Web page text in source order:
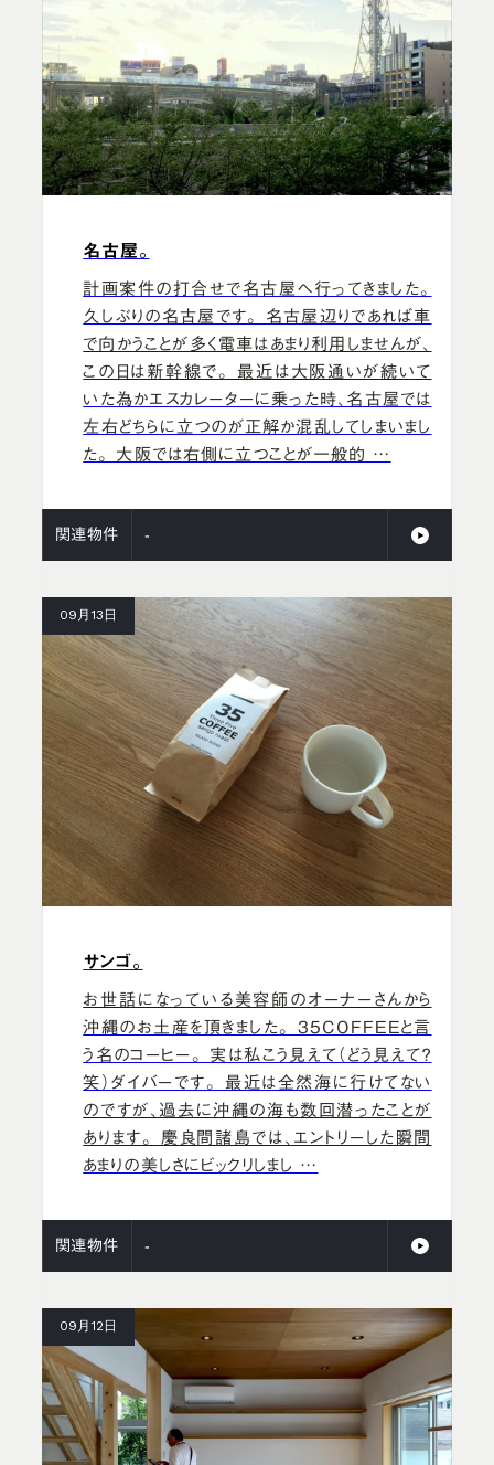
名古屋。
計画案件の打合せで名古屋へ行ってきました。
久しぶりの名古屋です。 名古屋辺りであれば車
で向かうことが多く電車はあまり利用しませんが、
この日は新幹線で。 最近は大阪通いが続いて
いた為かエスカレーターに乗った時、名古屋では
左右どちらに立つのが正解か混乱してしまいまし
た。 大阪では右側に立つことが一般的 …
関連物件 -
09月13日
サンゴ。
お世話になっている美容師のオーナーさんから
沖縄のお土産を頂きました。 35COFFEEと言
う名のコーヒー。 実は私こう見えて（どう見えて？
笑）ダイバーです。 最近は全然海に行けてない
のですが、過去に沖縄の海も数回潜ったことが
あります。 慶良間諸島では、エントリーした瞬間
あまりの美しさにビックリしまし …
関連物件 -
09月12日